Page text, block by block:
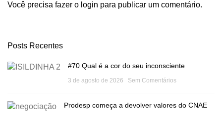
Você precisa fazer o login para publicar um comentário.
Posts Recentes
#70 Qual é a cor do seu inconsciente
3 de agosto de 2026 Sem Comentários
Prodesp começa a devolver valores do CNAE